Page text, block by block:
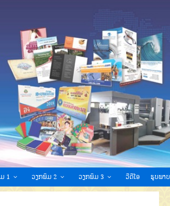
1 ວຽກພິມ 2 ວຽກພິມ 3 ວີດີໂອ ຮູບພາບ